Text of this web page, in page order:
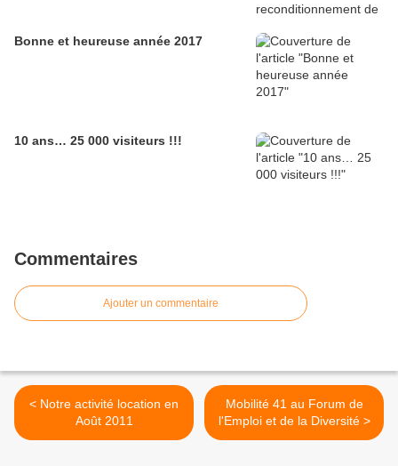
Bonne et heureuse année 2017
10 ans… 25 000 visiteurs !!!
Commentaires
Ajouter un commentaire
< Notre activité location en
Août 2011
Mobilité 41 au Forum de
l'Emploi et de la Diversité >